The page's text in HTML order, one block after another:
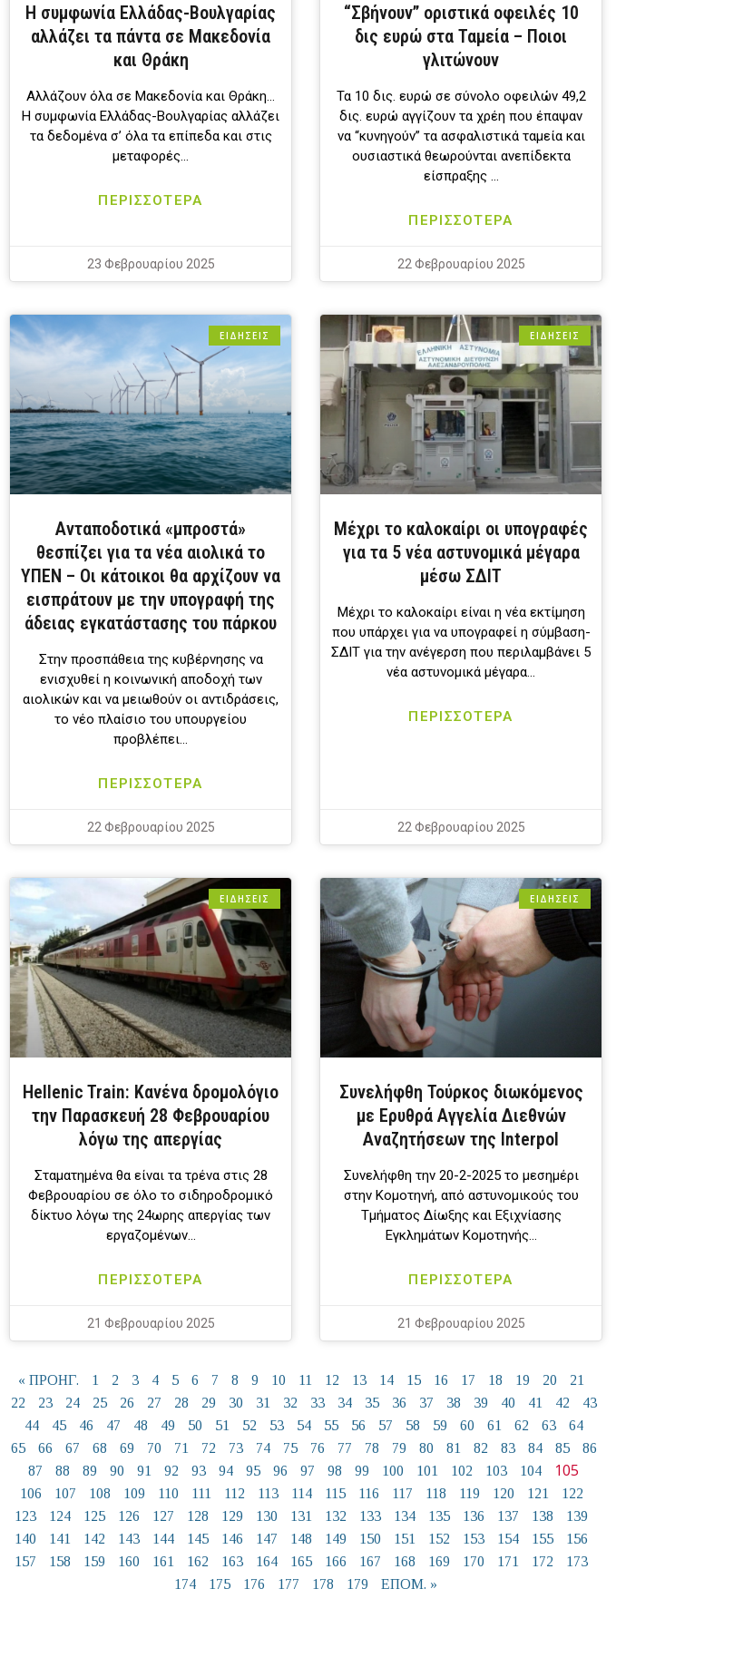
Η συμφωνία Ελλάδας-Βουλγαρίας
αλλάζει τα πάντα σε Μακεδονία
και Θράκη
Αλλάζουν όλα σε Μακεδονία και Θράκη…
Η συμφωνία Ελλάδας-Βουλγαρίας αλλάζει
τα δεδομένα σ’ όλα τα επίπεδα και στις
μεταφορές…
ΠΕΡΙΣΣΟΤΕΡΑ
23 Φεβρουαρίου 2025
“Σβήνουν” οριστικά οφειλές 10
δις ευρώ στα Ταμεία – Ποιοι
γλιτώνουν
Τα 10 δις. ευρώ σε σύνολο οφειλών 49,2
δις. ευρώ αγγίζουν τα χρέη που έπαψαν
να “κυνηγούν” τα ασφαλιστικά ταμεία και
ουσιαστικά θεωρούνται ανεπίδεκτα
είσπραξης …
ΠΕΡΙΣΣΟΤΕΡΑ
22 Φεβρουαρίου 2025
ΕΙΔΗΣΕΙΣ
Ανταποδοτικά «μπροστά»
θεσπίζει για τα νέα αιολικά το
ΥΠΕΝ – Οι κάτοικοι θα αρχίζουν να
εισπράτουν με την υπογραφή της
άδειας εγκατάστασης του πάρκου
Στην προσπάθεια της κυβέρνησης να
ενισχυθεί η κοινωνική αποδοχή των
αιολικών και να μειωθούν οι αντιδράσεις,
το νέο πλαίσιο του υπουργείου
προβλέπει…
ΠΕΡΙΣΣΟΤΕΡΑ
22 Φεβρουαρίου 2025
ΕΙΔΗΣΕΙΣ
Μέχρι το καλοκαίρι οι υπογραφές
για τα 5 νέα αστυνομικά μέγαρα
μέσω ΣΔΙΤ
Μέχρι το καλοκαίρι είναι η νέα εκτίμηση
που υπάρχει για να υπογραφεί η σύμβαση-
ΣΔΙΤ για την ανέγερση που περιλαμβάνει 5
νέα αστυνομικά μέγαρα…
ΠΕΡΙΣΣΟΤΕΡΑ
22 Φεβρουαρίου 2025
ΕΙΔΗΣΕΙΣ
Hellenic Train: Κανένα δρομολόγιο
την Παρασκευή 28 Φεβρουαρίου
λόγω της απεργίας
Σταματημένα θα είναι τα τρένα στις 28
Φεβρουαρίου σε όλο το σιδηροδρομικό
δίκτυο λόγω της 24ωρης απεργίας των
εργαζομένων…
ΠΕΡΙΣΣΟΤΕΡΑ
21 Φεβρουαρίου 2025
ΕΙΔΗΣΕΙΣ
Συνελήφθη Τούρκος διωκόμενος
με Ερυθρά Αγγελία Διεθνών
Αναζητήσεων της Interpol
Συνελήφθη την 20-2-2025 το μεσημέρι
στην Κομοτηνή, από αστυνομικούς του
Τμήματος Δίωξης και Εξιχνίασης
Εγκλημάτων Κομοτηνής…
ΠΕΡΙΣΣΟΤΕΡΑ
21 Φεβρουαρίου 2025
« ΠΡΟΗΓ. 1 2 3 4 5 6 7 8 9 10 11 12 13 14 15 16 17 18 19 20
21
22
23 24 25 26 27 28 29 30 31 32 33 34 35 36 37 38 39 40 41 42
43
44
45 46 47 48 49 50 51 52 53 54 55 56 57 58 59 60 61 62 63
64
65
66 67 68 69 70 71 72 73 74 75 76 77 78 79 80 81 82 83 84 85
86
87
88 89 90 91 92 93 94 95 96 97 98 99 100 101 102 103 104 105
106 107 108 109 110 111 112 113 114 115 116 117 118 119 120 121
122
123
124 125 126 127 128 129 130 131 132 133 134 135 136 137 138
139
140
141 142 143 144 145 146 147 148 149 150 151 152 153 154 155
156
157
158 159 160 161 162 163 164 165 166 167 168 169 170 171 172
173
174
175 176 177 178 179 ΕΠΟΜ. »